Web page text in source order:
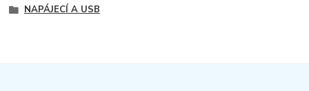
NAPÁJECÍ A USB